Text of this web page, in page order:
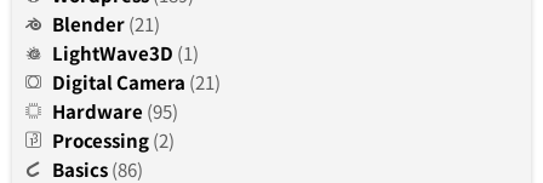
Blender(21)
LightWave3D (1)
Digital Camera (21)
Hardware (95)
Processing(2)
Basics(86)